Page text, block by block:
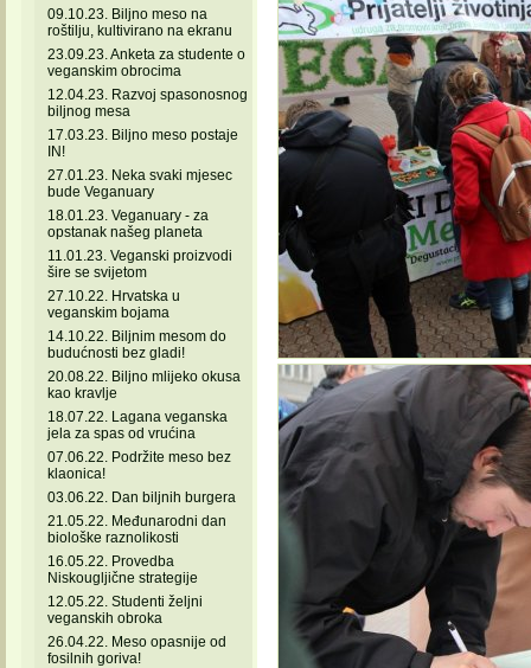
09.10.23. Biljno meso na
roštilju, kultivirano na ekranu
23.09.23. Anketa za studente o
veganskim obrocima
12.04.23. Razvoj spasonosnog
biljnog mesa
17.03.23. Biljno meso postaje
IN!
27.01.23. Neka svaki mjesec
bude Veganuary
18.01.23. Veganuary - za
opstanak našeg planeta
11.01.23. Veganski proizvodi
šire se svijetom
27.10.22. Hrvatska u
veganskim bojama
14.10.22. Biljnim mesom do
budućnosti bez gladi!
20.08.22. Biljno mlijeko okusa
kao kravlje
18.07.22. Lagana veganska
jela za spas od vrućina
07.06.22. Podržite meso bez
klaonica!
03.06.22. Dan biljnih burgera
21.05.22. Međunarodni dan
biološke raznolikosti
16.05.22. Provedba
Niskougljične strategije
12.05.22. Studenti željni
veganskih obroka
26.04.22. Meso opasnije od
fosilnih goriva!